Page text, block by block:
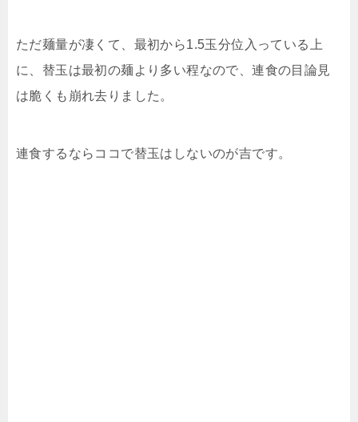
ただ麺量が凄くて、最初から1.5玉分位入っている上
に、替玉は最初の麺より多い程なので、連食の目論見
は脆くも崩れ去りました。
連食するならココで替玉はしないのが吉です。